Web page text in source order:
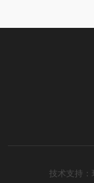
技术支持：